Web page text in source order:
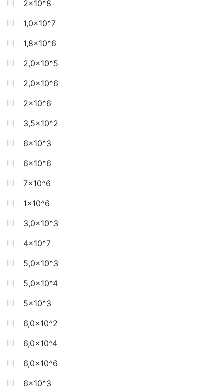
2x10^8
1,0x10^7
1,8x10^6
2,0x10^5
2,0x10^6
2x10^6
3,5x10^2
6×10^3
6×10^6
7x10^6
1x10^6
3,0x10^3
4x10^7
5,0x10^3
5,0x10^4
5x10^3
6,0x10^2
6,0x10^4
6,0x10^6
6x10^3